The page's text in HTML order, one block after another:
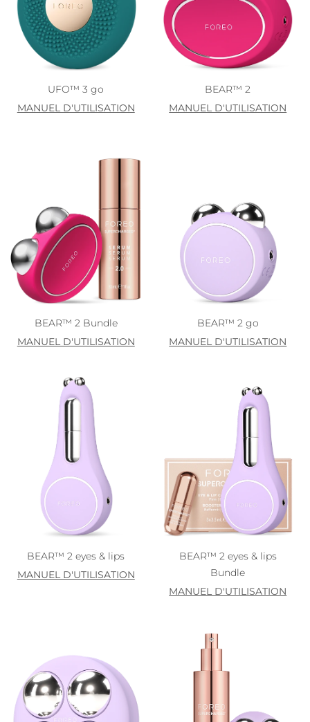
UFO™ 3 go
MANUEL D'UTILISATION
BEAR™ 2
MANUEL D'UTILISATION
BEAR™ 2 Bundle
MANUEL D'UTILISATION
BEAR™ 2 go
MANUEL D'UTILISATION
BEAR™ 2 eyes & lips
MANUEL D'UTILISATION
BEAR™ 2 eyes & lips
Bundle
MANUEL D'UTILISATION